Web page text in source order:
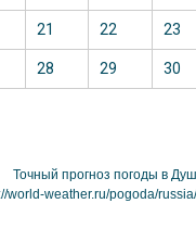
21 22 23
28 29 30
Точный прогноз погоды в
world-weather.ru/pogoda/